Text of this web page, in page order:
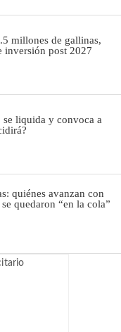
millones de gallinas,
inversión post 2027
liquida y convoca a
quiénes avanzan con
quedaron “en la cola”